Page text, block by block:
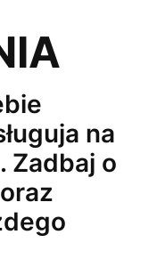
na
Zadbaj o